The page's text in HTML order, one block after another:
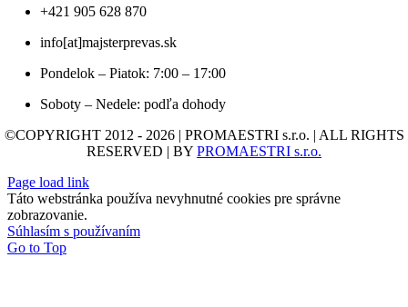
+421 905 628 870
info[at]majsterprevas.sk
Pondelok – Piatok: 7:00 – 17:00
Soboty – Nedele: podľa dohody
©COPYRIGHT 2012 - 2026 | PROMAESTRI s.r.o. | ALL RIGHTS
RESERVED | BY PROMAESTRI s.r.o.
Page load link
Táto webstránka používa nevyhnutné cookies pre správne
zobrazovanie.
Súhlasím s používaním
Go to Top